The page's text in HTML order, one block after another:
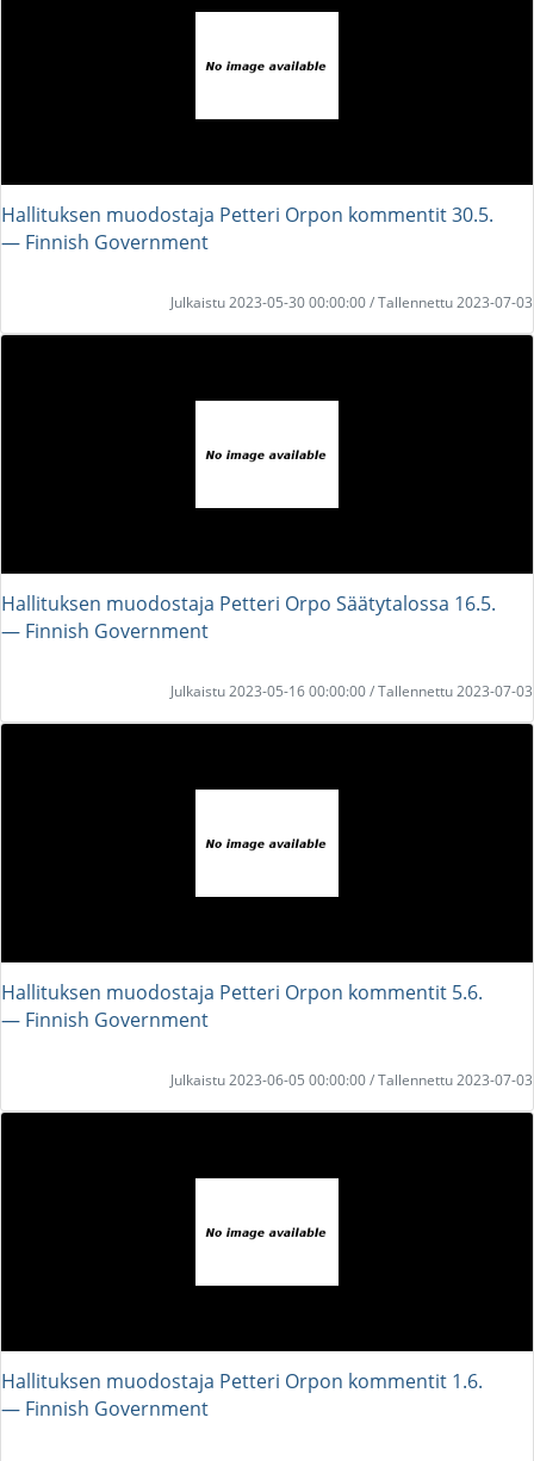
Hallituksen muodostaja Petteri Orpon kommentit 30.5.
― Finnish Government
Julkaistu 2023-05-30 00:00:00 / Tallennettu 2023-07-03
Hallituksen muodostaja Petteri Orpo Säätytalossa 16.5.
― Finnish Government
Julkaistu 2023-05-16 00:00:00 / Tallennettu 2023-07-03
Hallituksen muodostaja Petteri Orpon kommentit 5.6.
― Finnish Government
Julkaistu 2023-06-05 00:00:00 / Tallennettu 2023-07-03
Hallituksen muodostaja Petteri Orpon kommentit 1.6.
― Finnish Government